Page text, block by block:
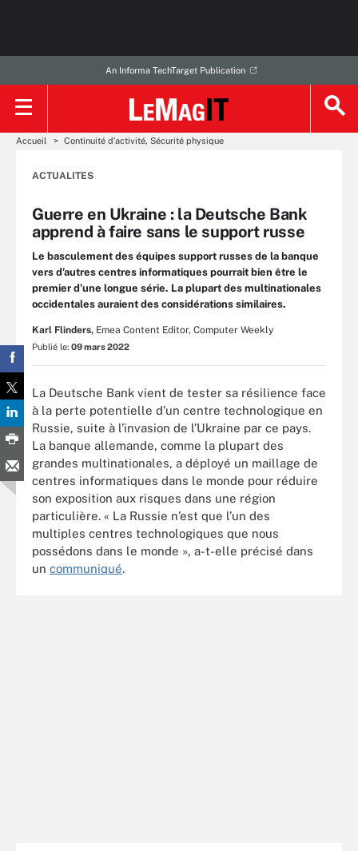
An Informa TechTarget Publication
Accueil Continuité d’activité, Sécurité physique
ACTUALITES
Guerre en Ukraine : la Deutsche Bank
apprend à faire sans le support russe
Le basculement des équipes support russes de la banque
vers d’autres centres informatiques pourrait bien être le
premier d’une longue série. La plupart des multinationales
occidentales auraient des considérations similaires.
Karl Flinders, Emea Content Editor, Computer Weekly
Publié le: 09 mars 2022
La Deutsche Bank vient de tester sa résilience face
à la perte potentielle d’un centre technologique en
Russie, suite à l’invasion de l’Ukraine par ce pays.
La banque allemande, comme la plupart des
grandes multinationales, a déployé un maillage de
centres informatiques dans le monde pour réduire
son exposition aux risques dans une région
particulière. « La Russie n’est que l’un des
multiples centres technologiques que nous
possédons dans le monde », a-t-elle précisé dans
un communiqué.